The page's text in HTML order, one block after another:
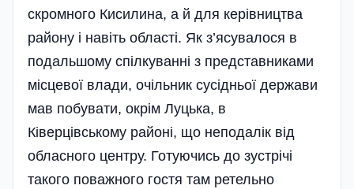
скромного Кисилина, а й для керівництва
району і навіть області. Як з’ясувалося в
подальшому спілкуванні з представниками
місцевої влади, очільник сусідньої держави
мав побувати, окрім Луцька, в
Ківерцівському райо­ні, що неподалік від
обласного центру. Готуючись до зустрічі
такого поважного гостя там ретельно